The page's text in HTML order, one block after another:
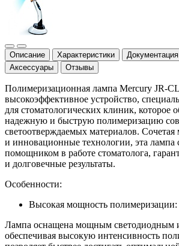
Описание Характеристики Документация
Аксессуары
Отзывы
Полимеризационная лампа Mercury JR-
высокоэффективное устройство,
для стоматологических клиник, которое
надежную и быструю полимеризацию
светоотверждаемых материалов. Сочетая
и инновационные технологии, эта лампа
помощником в работе стоматолога,
и долговечные результаты.
Особенности:
Высокая мощность полимеризации:
Лампа оснащена мощным светодиодным
обеспечивая высокую интенсивность